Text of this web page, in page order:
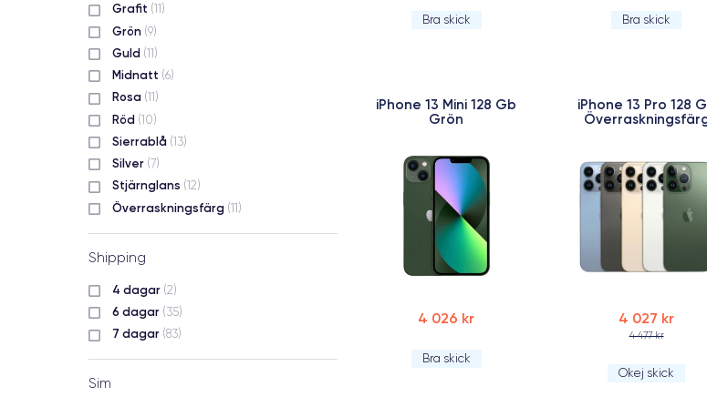
Grafit (11)
Grön (9)
Guld (11)
Midnatt (6)
Rosa (11)
Röd (10)
Sierrablå (13)
Silver (7)
Stjärnglans (12)
Överraskningsfärg (11)
Shipping
4 dagar (2)
6 dagar (35)
7 dagar (83)
Sim
Bra skick Bra skick
iPhone 13 Mini 128 Gb
Grön
4 026 kr
Bra skick
iPhone 13 Pro 128
4 027 kr
4 477 kr
Okej skick